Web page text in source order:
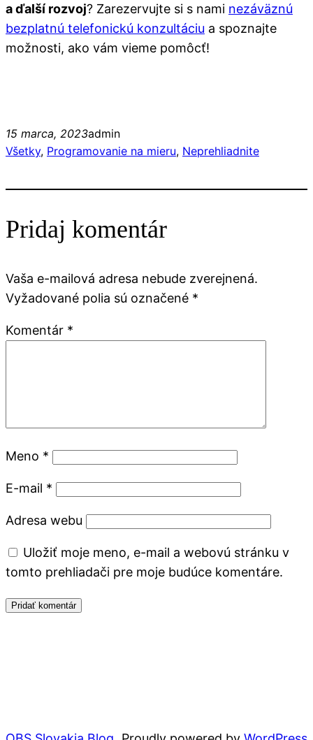
a ďalší rozvoj? Zarezervujte si s nami nezáväznú
bezplatnú telefonickú konzultáciu a spoznajte
možnosti, ako vám vieme pomôcť!
15 marca, 2023admin
Všetky, Programovanie na mieru, Neprehliadnite
Pridaj komentár
Vaša e-mailová adresa nebude zverejnená.
Vyžadované polia sú označené *
Komentár *
Meno *
E-mail *
Adresa webu
Uložiť moje meno, e-mail a webovú stránku v
tomto prehliadači pre moje budúce komentáre.